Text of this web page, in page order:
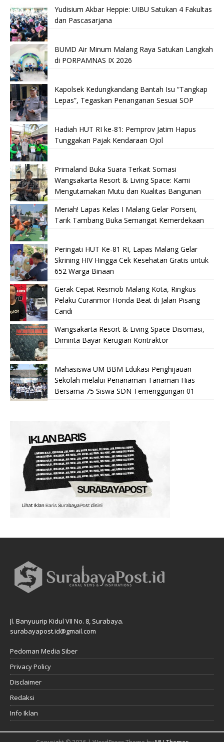
Yudisium Akbar Heppie: UIBU Satukan 4 Fakultas
dan Pascasarjana
BUMD Air Minum Malang Raya Satukan Langkah
di PORPAMNAS IX 2026
Kapolsek Kedungkandang Bantah Isu “Tangkap
Lepas”, Tegaskan Penanganan Sesuai SOP
Hadiah HUT RI ke-81: Pemprov Jatim Hapus
Tunggakan Pajak Kendaraan Ojol
Primaland Buka Suara Terkait Somasi
Wangsakarta Resort & Living Space: Kami
Mengutamakan Mutu dan Kualitas Bangunan
Meriah! Lapas Kelas I Malang Gelar Porseni,
Tarik Tambang Buka Semangat Kemerdekaan
Peringati HUT Ke-81 RI, Lapas Malang Gelar
Skrining HIV Hingga Cek Kesehatan Gratis untuk
652 Warga Binaan
Gerak Cepat Resmob Malang Kota, Ringkus
Pelaku Curanmor Honda Beat di Jalan Pisang
Candi
Wangsakarta Resort & Living Space Disomasi,
Diminta Bayar Kerugian Kontraktor
Mahasiswa UM BBM Edukasi Penghijauan
Sekolah melalui Penanaman Tanaman Hias
Bersama 75 Siswa SDN Temenggungan 01
Jl. Banyuurip Kidul VII No. 8, Surabaya.
surabayapost.id@gmail.com
Pedoman Media Siber
Privacy Policy
Disclaimer
Redaksi
Info Iklan